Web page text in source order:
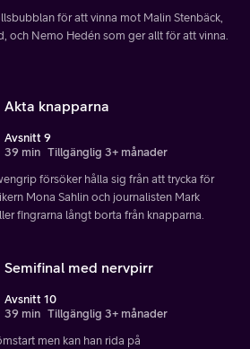
för att vinna mot Malin Stenbäck,
och Nemo Hedén som ger allt för att vinna.
Akta knapparna
Avsnitt 9
39 min Tillgänglig 3+ månader
försöker hålla sig från att trycka för
Mona Sahlin och journalisten Mark
fingrarna långt borta från knapparna.
Semifinal med nervpirr
Avsnitt 10
39 min Tillgänglig 3+ månader
men kan han rida på